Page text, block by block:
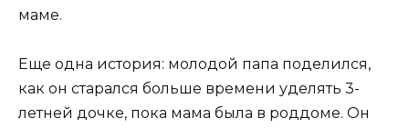
маме.
Еще одна история: молодой папа поделился,
как он старался больше времени уделять 3-
летней дочке, пока мама была в роддоме. Он